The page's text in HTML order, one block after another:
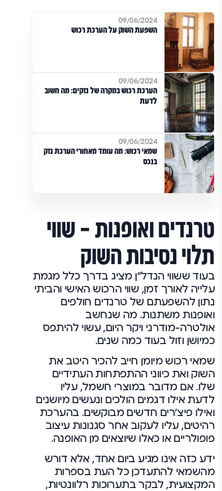
09/06/2024
השפעת השוק על הערכת רכוש
09/06/2024
הערכת רכוש במקרה של נזקים: מה חשוב
לדעת
09/06/2024
שמאי רכוש: מה עומד מאחורי הערכת נזק
בנכס
טרנדים ואופנות – שווי
תלוי נסיבות השוק
בעוד ששווי הנדל"ן מציג בדרך כלל מגמת
עלייה לאורך זמן, שווי הרכוש האישי והביתי
נתון להשפעתם של טרנדים חולפים
ואופנות משתנות. מה שנחשב
אולטרה-מודרני ויקר היום, עשוי להיתפס
כמיושן וזול בעוד כמה שנים.
שמאי רכוש מיומן חייב להכיר היטב את
השוק ואת כיווני ההתפתחות העתידיים
שלו. אם מדובר במוצרי חשמל, עליו
לדעת אילו דגמים הולכים ונעשים מיושנים
ואילו פיצ'רים חדשים מבוקשים. בהערכת
רהיטים, עליו לעקוב אחר סגנונות עיצוב
פופולריים או כאלו שיוצאים מן האופנה.
ידע כזה אינו מגיע ביום אחד, אלא דורש
מהשמאי להתעדכן כל העת בספרות
המקצועית, לבקר בתערוכות רלוונטיות,